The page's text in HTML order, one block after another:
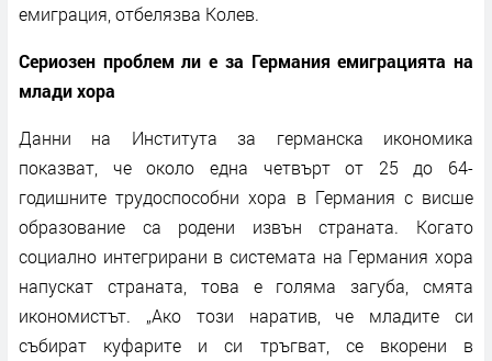
емиграция, отбелязва Колев.
Сериозен проблем ли е за Германия емиграцията на
млади хора
Данни на Института за германска икономика
показват, че около една четвърт от 25 до 64-
годишните трудоспособни хора в Германия с висше
образование са родени извън страната. Когато
социално интегрирани в системата на Германия хора
напускат страната, това е голяма загуба, смята
икономистът. „Ако този наратив, че младите си
събират куфарите и си тръгват, се вкорени в